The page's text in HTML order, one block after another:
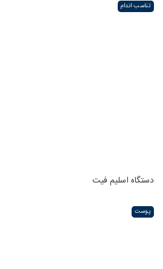
تناسب اندام
دستگاه اسلیم فیت
پوست